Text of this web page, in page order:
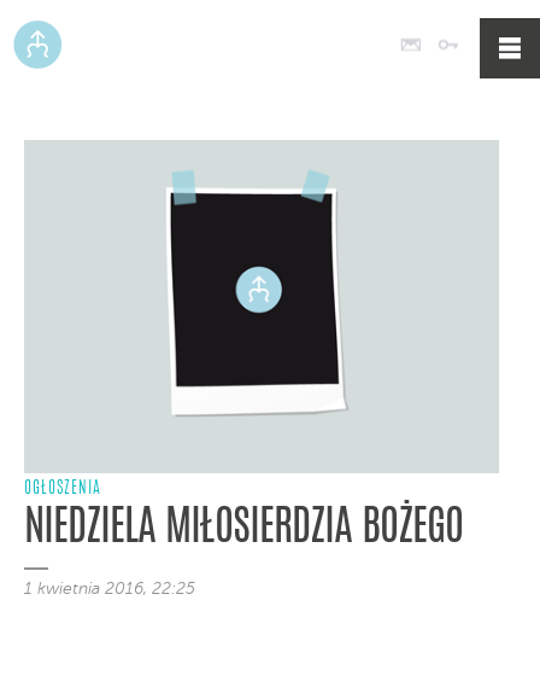
Poczta
OGŁOSZENIA
NIEDZIELA MIŁOSIERDZIA BOŻEGO
1 kwietnia 2016, 22:25